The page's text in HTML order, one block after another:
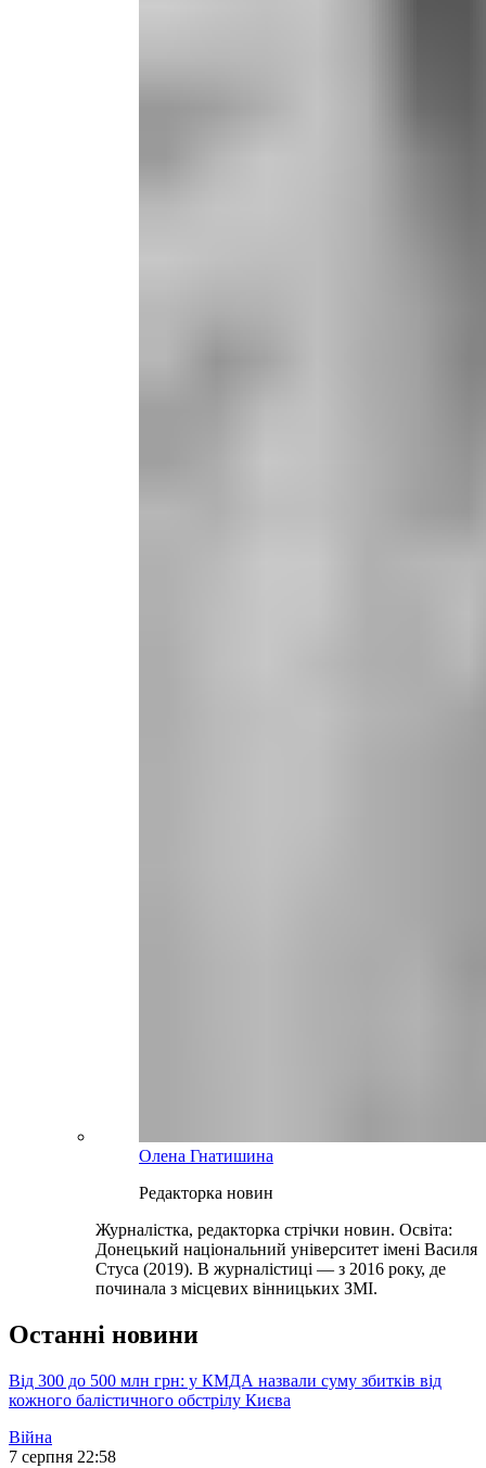
Олена Гнатишина
Редакторка новин
Журналістка, редакторка стрічки новин. Освіта:
Донецький національний університет імені Василя
Стуса (2019). В журналістиці — з 2016 року, де
починала з місцевих вінницьких ЗМІ.
Останні новини
Від 300 до 500 млн грн: у КМДА назвали суму збитків від
кожного балістичного обстрілу Києва
Війна
7 серпня 22:58